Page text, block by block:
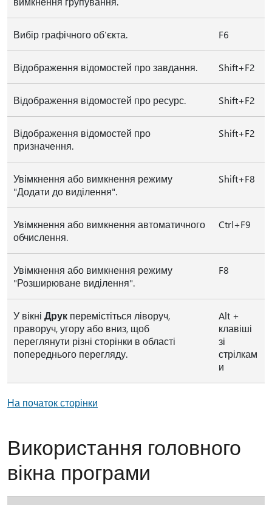
Вибір графічного об’єкта. F6
Відображення відомостей про завдання. Shift+F2
Відображення відомостей про ресурс. Shift+F2
Відображення відомостей про
призначення.
Shift+F2
Увімкнення або вимкнення режиму
"Додати до виділення".
Shift+F8
Увімкнення або вимкнення автоматичного
обчислення.
Ctrl+F9
Увімкнення або вимкнення режиму
"Розширюване виділення".
F8
У вікні Друк перемістіться ліворуч,
праворуч, угору або вниз, щоб
переглянути різні сторінки в області
попереднього перегляду.
Alt +
клавіші
зі
стрілкам
и
На початок сторінки
Використання головного
вікна програми